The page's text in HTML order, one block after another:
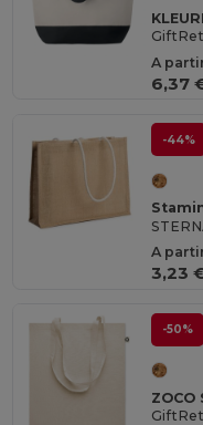
A
6,37
-44%
A
3,23
-50%